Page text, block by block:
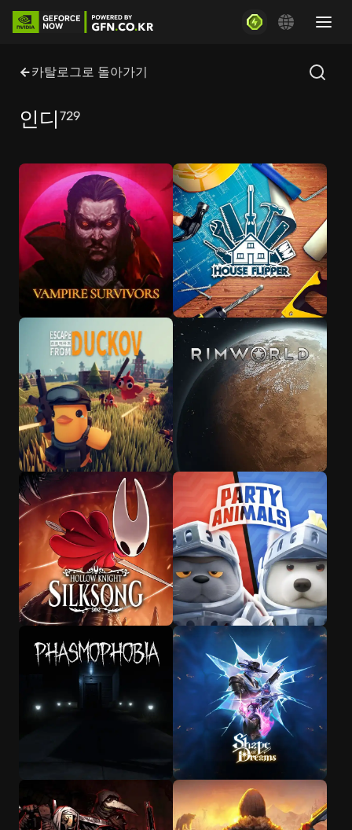
카탈로그로 돌아가기
인디 729